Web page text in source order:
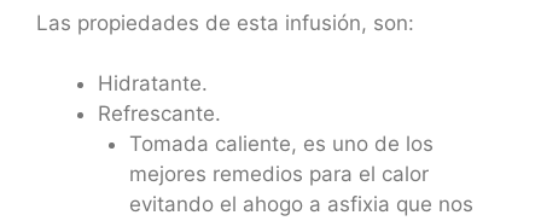
Las propiedades de esta infusión, son:
Hidratante.
Refrescante.
Tomada caliente, es uno de los
mejores remedios para el calor
evitando el ahogo a asfixia que nos